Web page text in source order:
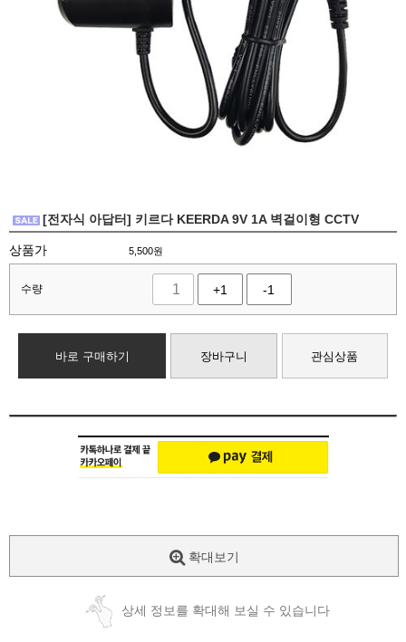
[전자식 아답터] 키르다 KEERDA 9V 1A 벽걸이형 CCTV
상품가 5,500원
수량 +1 -1
바로 구매하기 장바구니 관심상품
확대보기
상세 정보를 확대해 보실 수 있습니다